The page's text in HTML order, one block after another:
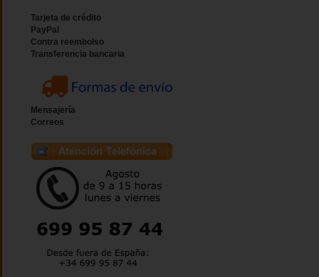
Tarjeta de crédito
PayPal
Contra reembolso
Transferencia bancaria
Mensajería
Correos